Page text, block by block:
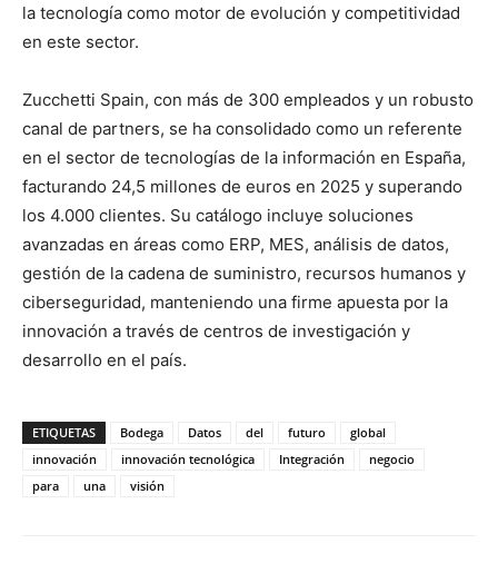
la tecnología como motor de evolución y competitividad
en este sector.
Zucchetti Spain, con más de 300 empleados y un robusto
canal de partners, se ha consolidado como un referente
en el sector de tecnologías de la información en España,
facturando 24,5 millones de euros en 2025 y superando
los 4.000 clientes. Su catálogo incluye soluciones
avanzadas en áreas como ERP, MES, análisis de datos,
gestión de la cadena de suministro, recursos humanos y
ciberseguridad, manteniendo una firme apuesta por la
innovación a través de centros de investigación y
desarrollo en el país.
ETIQUETAS Bodega Datos del futuro
global
innovación
innovación tecnológica Integración
negocio
para
una visión